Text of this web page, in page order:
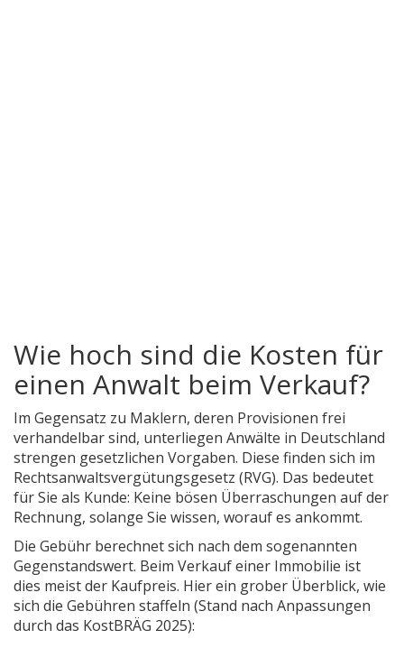
Wie hoch sind die Kosten für
einen Anwalt beim Verkauf?
Im Gegensatz zu Maklern, deren Provisionen frei
verhandelbar sind, unterliegen Anwälte in Deutschland
strengen gesetzlichen Vorgaben. Diese finden sich im
Rechtsanwaltsvergütungsgesetz (RVG). Das bedeutet
für Sie als Kunde: Keine bösen Überraschungen auf der
Rechnung, solange Sie wissen, worauf es ankommt.
Die Gebühr berechnet sich nach dem sogenannten
Gegenstandswert. Beim Verkauf einer Immobilie ist
dies meist der Kaufpreis. Hier ein grober Überblick, wie
sich die Gebühren staffeln (Stand nach Anpassungen
durch das KostBRÄG 2025):